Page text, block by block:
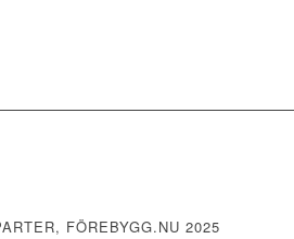
FÖREBYGG.NU 2025